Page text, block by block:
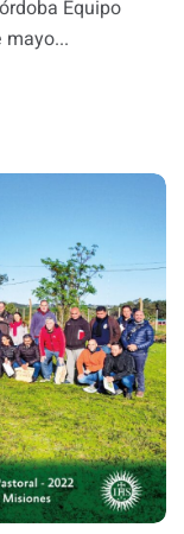
Equipo
mayo...